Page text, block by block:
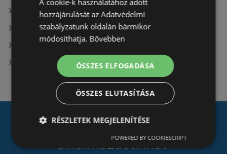
A(z) Spar market üzletei itt: Ászár
A(z) Reál üzletei itt: Karakószörcsök
A(z) Gyöngy Patikak üzletei itt: Szedres
A(z) Coop Tisza üzletei itt: Egerszalók
Töltse leProspecto.hu
alkalmazásunkat:
hozzájárulását az Adatvédelmi
szabályzatunk oldalán bármikor
módosíthatja. Bővebben
ÖSSZES ELFOGADÁSA
ÖSSZES ELUTASÍTÁSA
RÉSZLETEK MEGJELENÍTÉSE
POWERED BY COOKIESCRIPT